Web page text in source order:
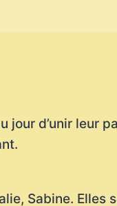
jour d’unir leur
Sabine. Elles